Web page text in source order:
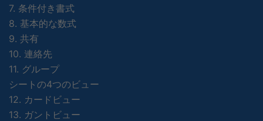
7. 条件付き書式
8. 基本的な数式
9. 共有
10. 連絡先
11. グループ
シートの4つのビュー
12. カードビュー
13. ガントビュー